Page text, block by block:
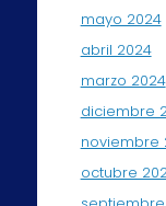
mayo 2024
abril 2024
marzo 2024
diciembre
noviembre
octubre